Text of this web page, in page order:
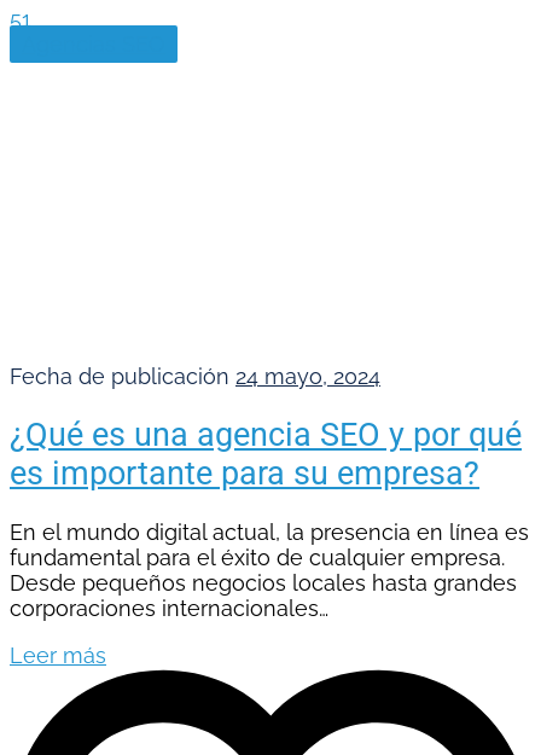
51
Fecha de publicación 24 mayo, 2024
¿Qué es una agencia SEO y por qué
es importante para su empresa?
En el mundo digital actual, la presencia en línea es
fundamental para el éxito de cualquier empresa.
Desde pequeños negocios locales hasta grandes
corporaciones internacionales…
Leer más